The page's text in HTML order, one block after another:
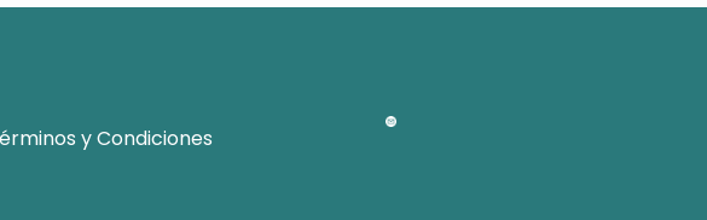
y Condiciones